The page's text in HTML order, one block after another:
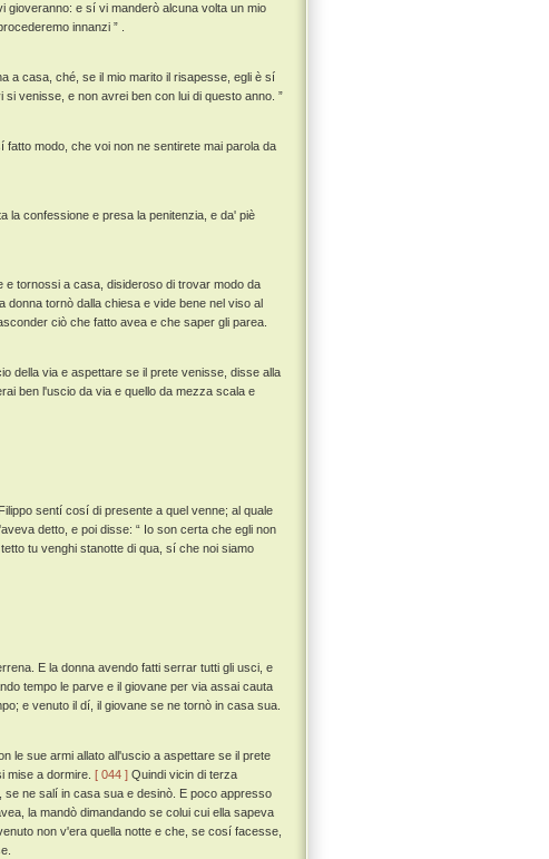
gioveranno: e sí vi manderò alcuna volta un mio
innanzi ” .
a casa, ché, se il mio marito il risapesse, egli è sí
venisse, e non avrei ben con lui di questo anno. ”
modo, che voi non ne sentirete mai parola da
la confessione e presa la penitenzia, e da' piè
e tornossi a casa, disideroso di trovar modo da
donna tornò dalla chiesa e vide bene nel viso al
ciò che fatto avea e che saper gli parea.
della via e aspettare se il prete venisse, disse alla
ben l'uscio da via e quello da mezza scala e
sentí cosí di presente a quel venne; al quale
detto, e poi disse: “ Io son certa che egli non
tu venghi stanotte di qua, sí che noi siamo
E la donna avendo fatti serrar tutti gli usci, e
tempo le parve e il giovane per via assai cauta
e venuto il dí, il giovane se ne tornò in casa sua.
le sue armi allato all'uscio a aspettare se il prete
mise a dormire. [ 044 ] Quindi vicin di terza
ne salí in casa sua e desinò. E poco appresso
la mandò dimandando se colui cui ella sapeva
non v'era quella notte e che, se cosí facesse,